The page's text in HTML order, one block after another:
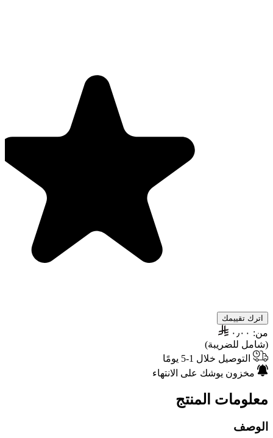
اترك تقييمك
من: ٠٫٠٠
(شامل للضريبة)
التوصيل خلال 1-5 يومًا
مخزون يوشك على الانتهاء
معلومات المنتج
الوصف